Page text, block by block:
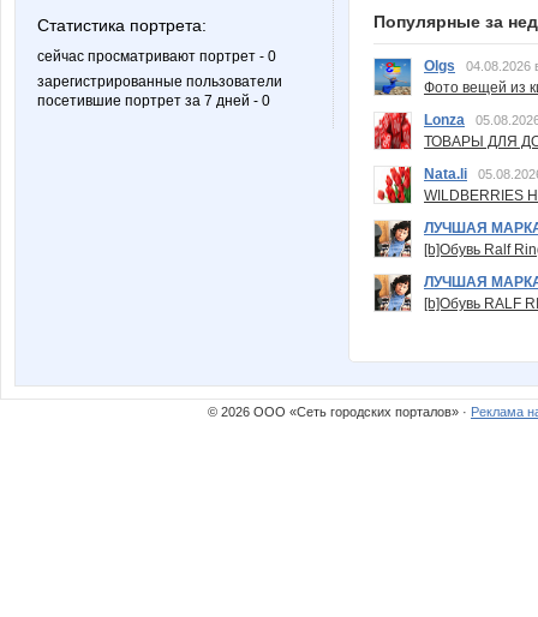
Статистика портрета:
сейчас просматривают портрет - 0
зарегистрированные пользователи
посетившие портрет за 7 дней - 0
Популярные за
Olgs 04.08.2026
Фото вещей из
Lonza
ТОВАРЫ ДЛЯ
Nata.li
ЛУЧШАЯ
[b]Обувь Ralf
ЛУЧШАЯ
[b]Обувь RALF
© 2026 ООО «Сеть городских порталов» · Реклама